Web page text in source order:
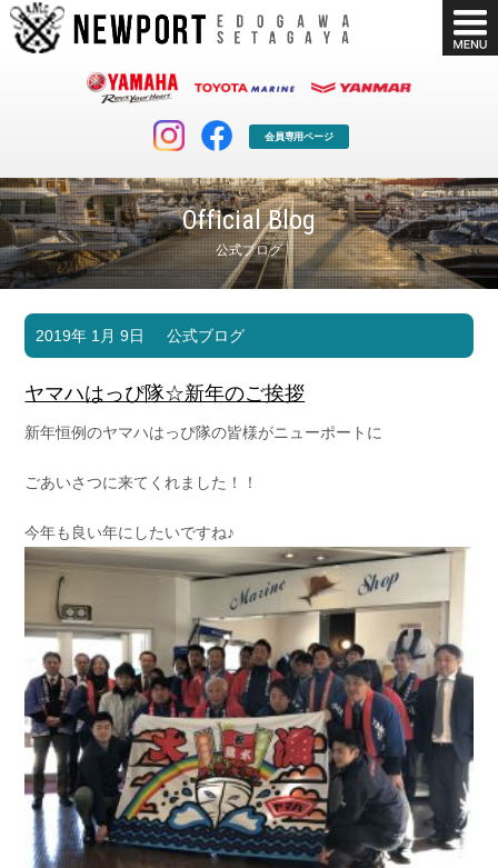
会員専用ページ
Official Blog
公式ブログ
マリンクラブ
マリンライフを堪能したい！
ボート販売
ボート免許
長年の実績と信頼！
Shop Info.
お問い合わせ
Contact us
リンク集
Link
2019年 1月 9日 公式ブログ
ヤマハはっぴ隊☆新年のご挨拶
新年恒例のヤマハはっぴ隊の皆様がニューポートに
ごあいさつに来てくれました！！
今年も良い年にしたいですね♪